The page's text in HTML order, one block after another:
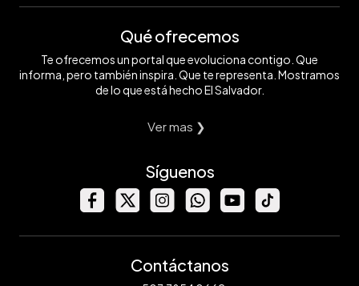
Qué ofrecemos
Te ofrecemos un portal que evoluciona contigo. Que
informa, pero también inspira. Que te representa. Mostramos
de lo que está hecho El Salvador.
Ver mas ❯
Síguenos
Contáctanos